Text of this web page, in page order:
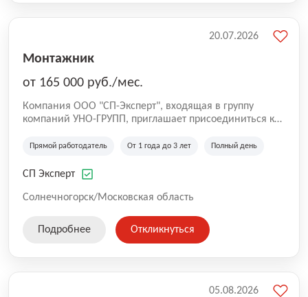
Монтажник
от 165 000 руб./мес.
Компания ООО "СП-Эксперт", входящая в группу
компаний УНО-ГРУПП, приглашает присоединиться к
работаем на рынке с 2005 года и оказываем комплекс
зданий из гибридных модульных блоков свободной
гибридно-модульного строительства.
Прямой работодатель От 1 года до 3 лет Полный день
СП Эксперт
Солнечногорск/Московская область
20.07.2026
Подробнее Откликнуться
05.08.2026